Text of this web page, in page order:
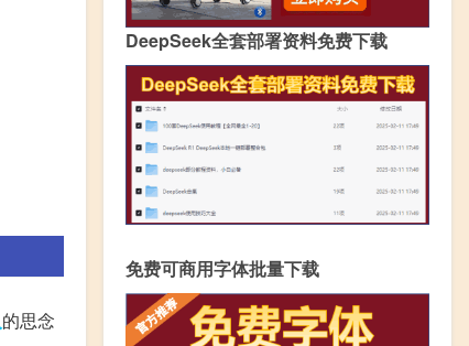
的思念
DeepSeek全套部署资料免费下载
免费可商用字体批量下载